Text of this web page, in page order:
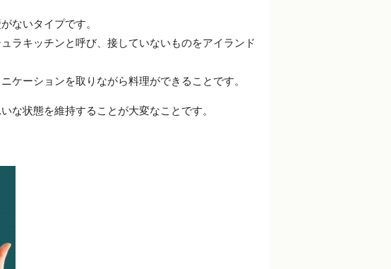
ないタイプです。
ラキッチンと呼び、接していないものをアイランド
ケーションを取りながら料理ができることです。
な状態を維持することが大変なことです。